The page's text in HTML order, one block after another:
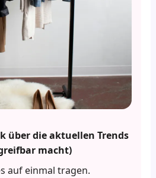
über die aktuellen Trends
macht)
auf einmal tragen.